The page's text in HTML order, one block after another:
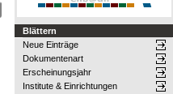
Blättern
Neue Einträge
Dokumentenart
Erscheinungsjahr
Institute & Einrichtungen